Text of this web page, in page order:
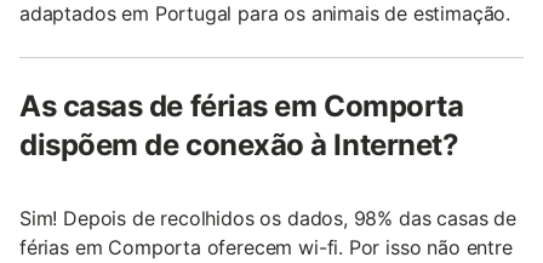
adaptados em Portugal para os animais de estimação.
As casas de férias em Comporta
dispõem de conexão à Internet?
Sim! Depois de recolhidos os dados, 98% das casas de
férias em Comporta oferecem wi-fi. Por isso não entre